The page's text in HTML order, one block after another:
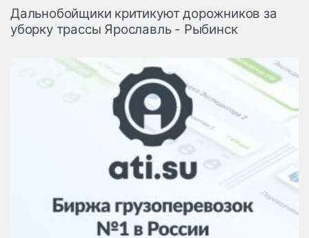
Дальнобойщики критикуют дорожников за
уборку трассы Ярославль - Рыбинск